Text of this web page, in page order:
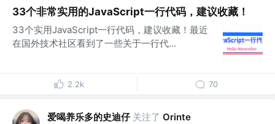
33个非常实用的JavaScript一行代码，建议收藏！
33个实用JavaScript一行代码，建议收藏！最近
在国外技术社区看到了一些关于一行代...
2.2k 70
爱喝养乐多的史迪仔 关注了 Orinte